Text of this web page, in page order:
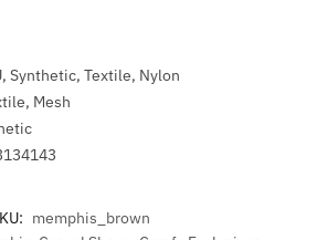
Synthetic, Textile, Nylon
Mesh
memphis_brown